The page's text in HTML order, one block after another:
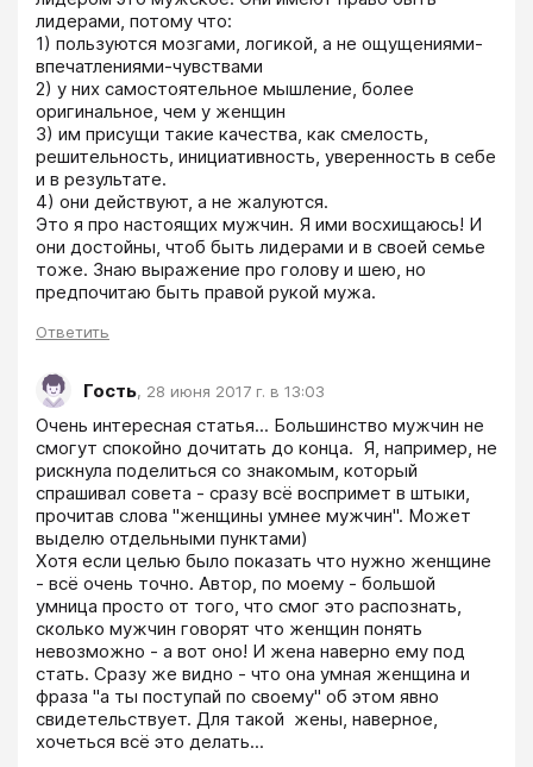
лидерами, потому что:
1) пользуются мозгами, логикой, а не ощущениями-
впечатлениями-чувствами
2) у них самостоятельное мышление, более
оригинальное, чем у женщин
3) им присущи такие качества, как смелость,
решительность, инициативность, уверенность в себе
и в результате.
4) они действуют, а не жалуются.
Это я про настоящих мужчин. Я ими восхищаюсь! И
они достойны, чтоб быть лидерами и в своей семье
тоже. Знаю выражение про голову и шею, но
предпочитаю быть правой рукой мужа.
Ответить
Гость, 28 июня 2017 г. в 13:03
Очень интересная статья... Большинство мужчин не
смогут спокойно дочитать до конца.  Я, например, не
рискнула поделиться со знакомым, который
спрашивал совета - сразу всё воспримет в штыки,
прочитав слова "женщины умнее мужчин". Может
выделю отдельными пунктами)
Хотя если целью было показать что нужно женщине
- всё очень точно. Автор, по моему - большой
умница просто от того, что смог это распознать,
сколько мужчин говорят что женщин понять
невозможно - а вот оно! И жена наверно ему под
стать. Сразу же видно - что она умная женщина и
фраза "а ты поступай по своему" об этом явно
свидетельствует. Для такой  жены, наверное,
хочеться всё это делать...